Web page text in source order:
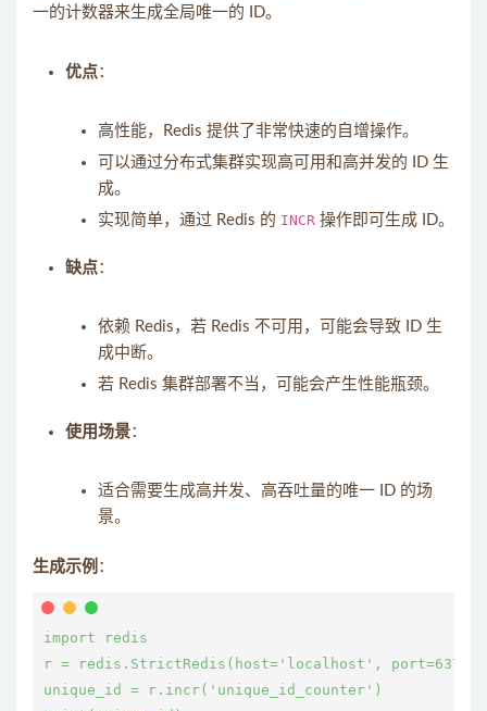
一的计数器来生成全局唯一的 ID。
优点：
高性能，Redis 提供了非常快速的自增操作。
可以通过分布式集群实现高可用和高并发的 ID 生
成。
实现简单，通过 Redis 的 INCR 操作即可生成 ID。
缺点：
依赖 Redis，若 Redis 不可用，可能会导致 ID 生
成中断。
若 Redis 集群部署不当，可能会产生性能瓶颈。
使用场景：
适合需要生成高并发、高吞吐量的唯一 ID 的场
景。
生成示例 ：
import redis
r = redis.StrictRedis(host='localhost', port=6379,
unique_id = r.incr('unique_id_counter')